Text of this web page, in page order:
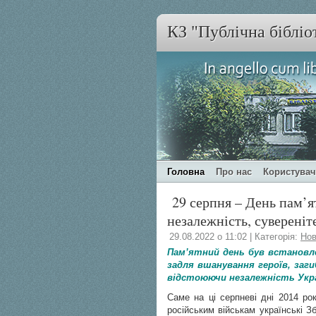
КЗ "Публічна
Головна Про нас
29 серпня – День
незалежність,
29.08.2022 о 11:02 | Категорія:
Пам’ятний день був
задля вшанування героїв,
відстоюючи незалежність
Саме на ці серпневі дні 2014
російським військам українські